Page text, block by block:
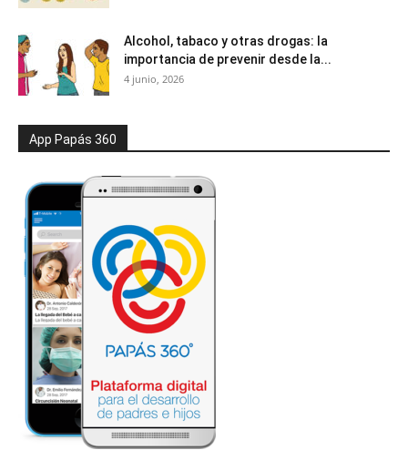
Alcohol, tabaco y otras drogas: la
importancia de prevenir desde la...
4 junio, 2026
App Papás 360